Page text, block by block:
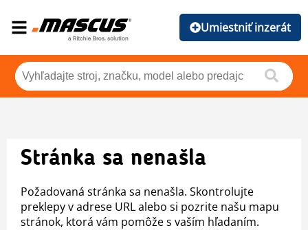
Umiestniť inzerát
Stránka sa nenašla
Požadovaná stránka sa nenašla. Skontrolujte
preklepy v adrese URL alebo si pozrite našu mapu
stránok, ktorá vám pomôže s vaším hľadaním.